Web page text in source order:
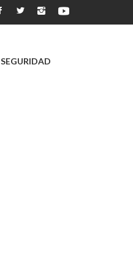
SEGURIDAD